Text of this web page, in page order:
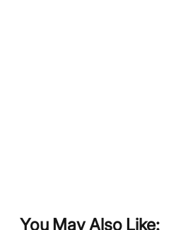
You May Also Like: